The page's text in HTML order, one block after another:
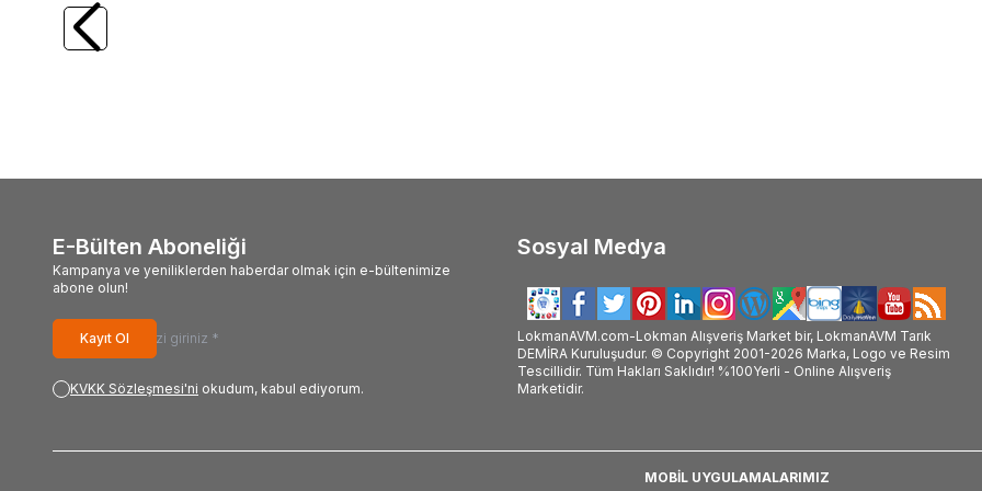
Kapsül X 10 Adet
12.576,49
E-Bülten Aboneliği
Kampanya ve yeniliklerden haberdar olmak için e-bültenimize
abone olun!
Kayıt Ol
KVKK Sözleşmesi'ni okudum, kabul ediyorum.
Sosyal Medya
LokmanAVM.com-Lokman Alışveriş Market bir, LokmanAVM Tarık
DEMİRA Kuruluşudur. © Copyright 2001-2026 Marka, Logo ve Resim
Tescillidir. Tüm Hakları Saklıdır! %100Yerli - Online Alışveriş
Marketidir.
MOBİL UYGULAMALARIMIZ